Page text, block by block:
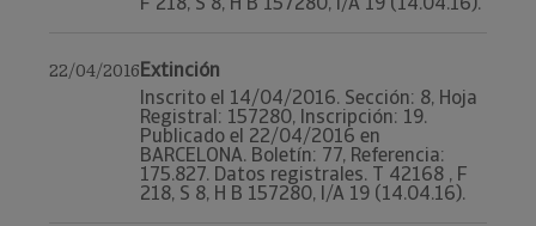
22/04/2016Extinción
Inscrito el 14/04/2016. Sección: 8, Hoja
Registral: 157280, Inscripción: 19.
Publicado el 22/04/2016 en
BARCELONA. Boletín: 77, Referencia:
175.827. Datos registrales. T 42168 , F
218, S 8, H B 157280, I/A 19 (14.04.16).